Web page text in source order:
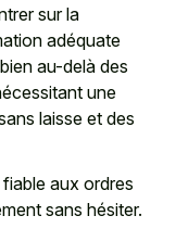
sur la
adéquate
au-delà des
une
laisse et des
aux ordres
sans hésiter.